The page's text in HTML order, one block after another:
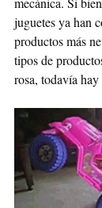
juguetes ya han
productos más
tipos de
rosa, todavía